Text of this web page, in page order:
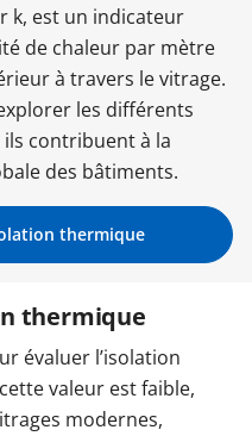
k, est un indicateur
de chaleur par mètre
à travers le vitrage.
les différents
contribuent à la
des bâtiments.
thermique
thermique
évaluer l’isolation
valeur est faible,
modernes,